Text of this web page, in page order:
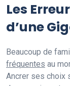
Les
d’une
Beaucoup de
fréquentes au
Ancrer ses choix